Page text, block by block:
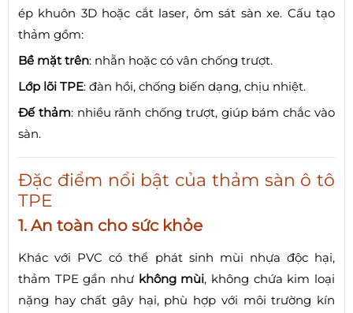
ép khuôn 3D hoặc cắt laser, ôm sát sàn xe. Cấu tạo
thảm gồm:
Bề mặt trên: nhẵn hoặc có vân chống trượt.
Lớp lõi TPE: đàn hồi, chống biến dạng, chịu nhiệt.
Đế thảm: nhiều rãnh chống trượt, giúp bám chắc vào
sàn.
Đặc điểm nổi bật của thảm sàn ô tô
TPE
1. An toàn cho sức khỏe
Khác với PVC có thể phát sinh mùi nhựa độc hại,
thảm TPE gần như không mùi, không chứa kim loại
nặng hay chất gây hại, phù hợp với môi trường kín